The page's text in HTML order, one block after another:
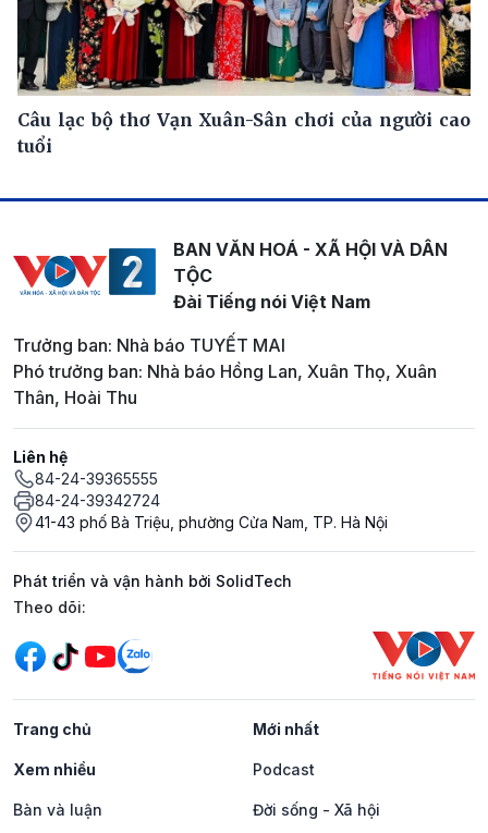
Câu lạc bộ thơ Vạn Xuân-Sân chơi của người cao
tuổi
BAN VĂN HOÁ - XÃ HỘI VÀ DÂN
TỘC
Đài Tiếng nói Việt Nam
Trưởng ban: Nhà báo TUYẾT MAI
Phó trưởng ban: Nhà báo Hồng Lan, Xuân Thọ, Xuân
Thân, Hoài Thu
Liên hệ
84-24-39365555
84-24-39342724
41-43 phố Bà Triệu, phường Cửa Nam, TP. Hà Nội
Phát triển và vận hành bởi SolidTech
Mạng xã hội
Theo dõi:
Trang chủ Mới nhất
Xem nhiều Podcast
Bàn và luận Đời sống - Xã hội